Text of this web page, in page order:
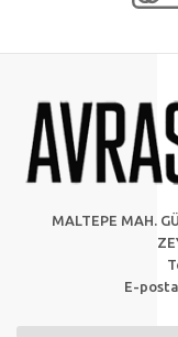
MALTEPE MAH.
E-